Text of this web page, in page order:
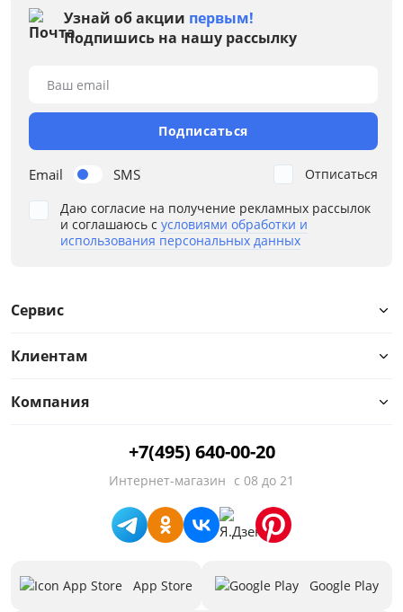
Тип товара
Полки
Белый
Размер
Узнай об акции первым!
Подпишись на нашу рассылку
Email SMS
Ваш email
Подписаться
Даю согласие на получение рекламных рассылок
и соглашаюсь с условиями обработки и
использования персональных данных
Отписаться
Сервис
Клиентам
Компания
+7(495) 640-00-20
Интернет-магазин с 08 до 21
App Store Google Play